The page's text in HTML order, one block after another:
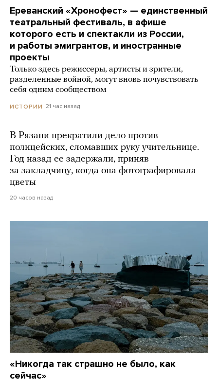
Ереванский «Хронофест» — единственный
театральный фестиваль, в афише
которого есть и спектакли из России,
и работы эмигрантов, и иностранные
проекты
Только здесь режиссеры, артисты и зрители,
разделенные войной, могут вновь почувствовать
себя одним сообществом
ИСТОРИИ 21 час назад
В Рязани прекратили дело против
полицейских, сломавших руку учительнице.
Год назад ее задержали, приняв
за закладчицу, когда она фотографировала
цветы
20 часов назад
«Никогда так страшно не было, как
сейчас»